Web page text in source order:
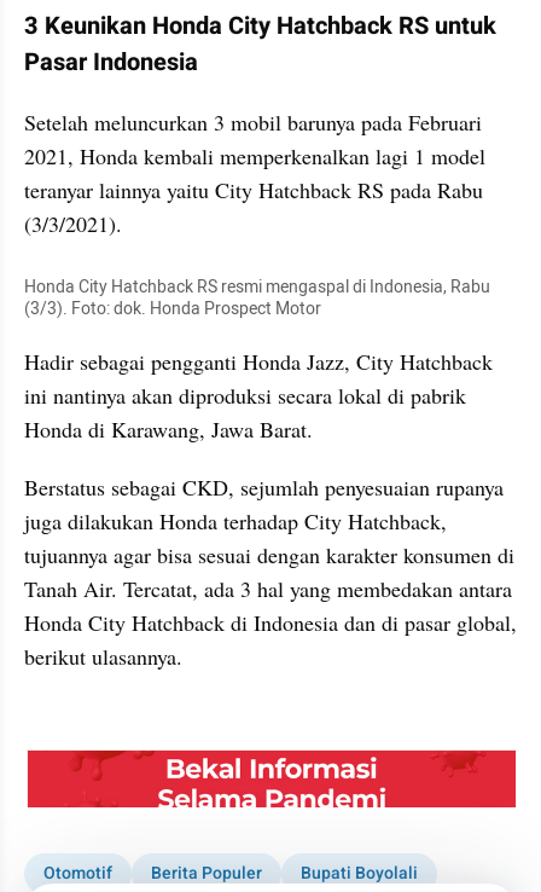
3 Keunikan Honda City Hatchback RS untuk
Pasar Indonesia
Setelah meluncurkan 3 mobil barunya pada Februari
2021, Honda kembali memperkenalkan lagi 1 model
teranyar lainnya yaitu City Hatchback RS pada Rabu
(3/3/2021).
Honda City Hatchback RS resmi mengaspal di Indonesia, Rabu
(3/3). Foto: dok. Honda Prospect Motor
Hadir sebagai pengganti Honda Jazz, City Hatchback
ini nantinya akan diproduksi secara lokal di pabrik
Honda di Karawang, Jawa Barat.
Berstatus sebagai CKD, sejumlah penyesuaian rupanya
juga dilakukan Honda terhadap City Hatchback,
tujuannya agar bisa sesuai dengan karakter konsumen di
Tanah Air. Tercatat, ada 3 hal yang membedakan antara
Honda City Hatchback di Indonesia dan di pasar global,
berikut ulasannya.
embed from external kumparan
Otomotif Berita Populer Bupati Boyolali